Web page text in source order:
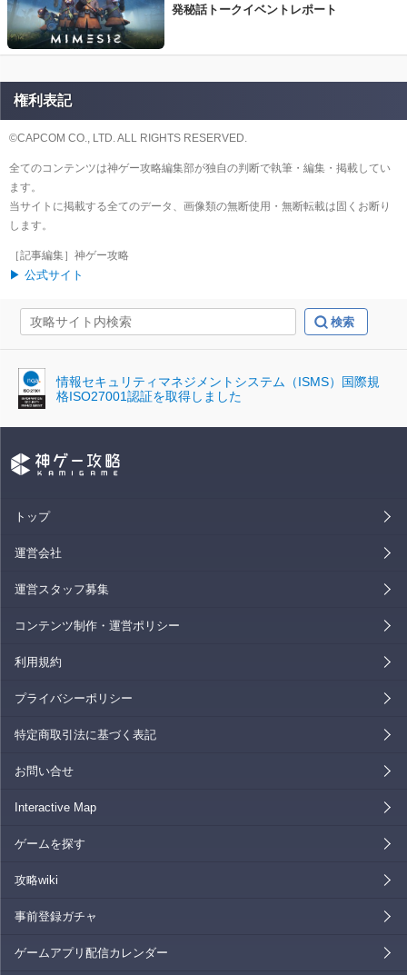
発秘話トークイベントレポート
権利表記
©CAPCOM CO., LTD. ALL RIGHTS RESERVED.
全てのコンテンツは神ゲー攻略編集部が独自の判断で執筆・編集・掲載してい
ます。
当サイトに掲載する全てのデータ、画像類の無断使用・無断転載は固くお断り
します。
［記事編集］神ゲー攻略
▶ 公式サイト
情報セキュリティマネジメントシステム（ISMS）国際規
格ISO27001認証を取得しました
トップ
運営会社
運営スタッフ募集
コンテンツ制作・運営ポリシー
利用規約
プライバシーポリシー
特定商取引法に基づく表記
お問い合せ
Interactive Map
ゲームを探す
攻略wiki
事前登録ガチャ
ゲームアプリ配信カレンダー